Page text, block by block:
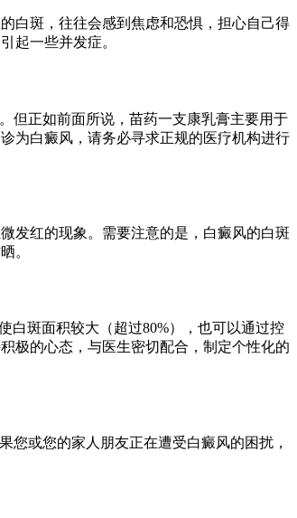
白斑，往往会感到焦虑和恐惧，担心自己得
起一些并发症。
但正如前面所说，苗药一支康乳膏主要用于
为白癜风，请务必寻求正规的医疗机构进行
发红的现象。需要注意的是，白癜风的白斑
。
白斑面积较大（超过80%），也可以通过控
极的心态，与医生密切配合，制定个性化的
您或您的家人朋友正在遭受白癜风的困扰，